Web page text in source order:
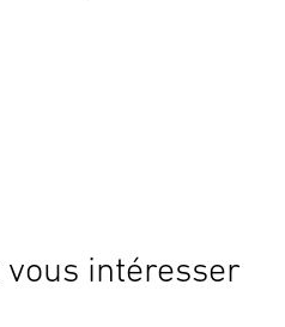
intéresser